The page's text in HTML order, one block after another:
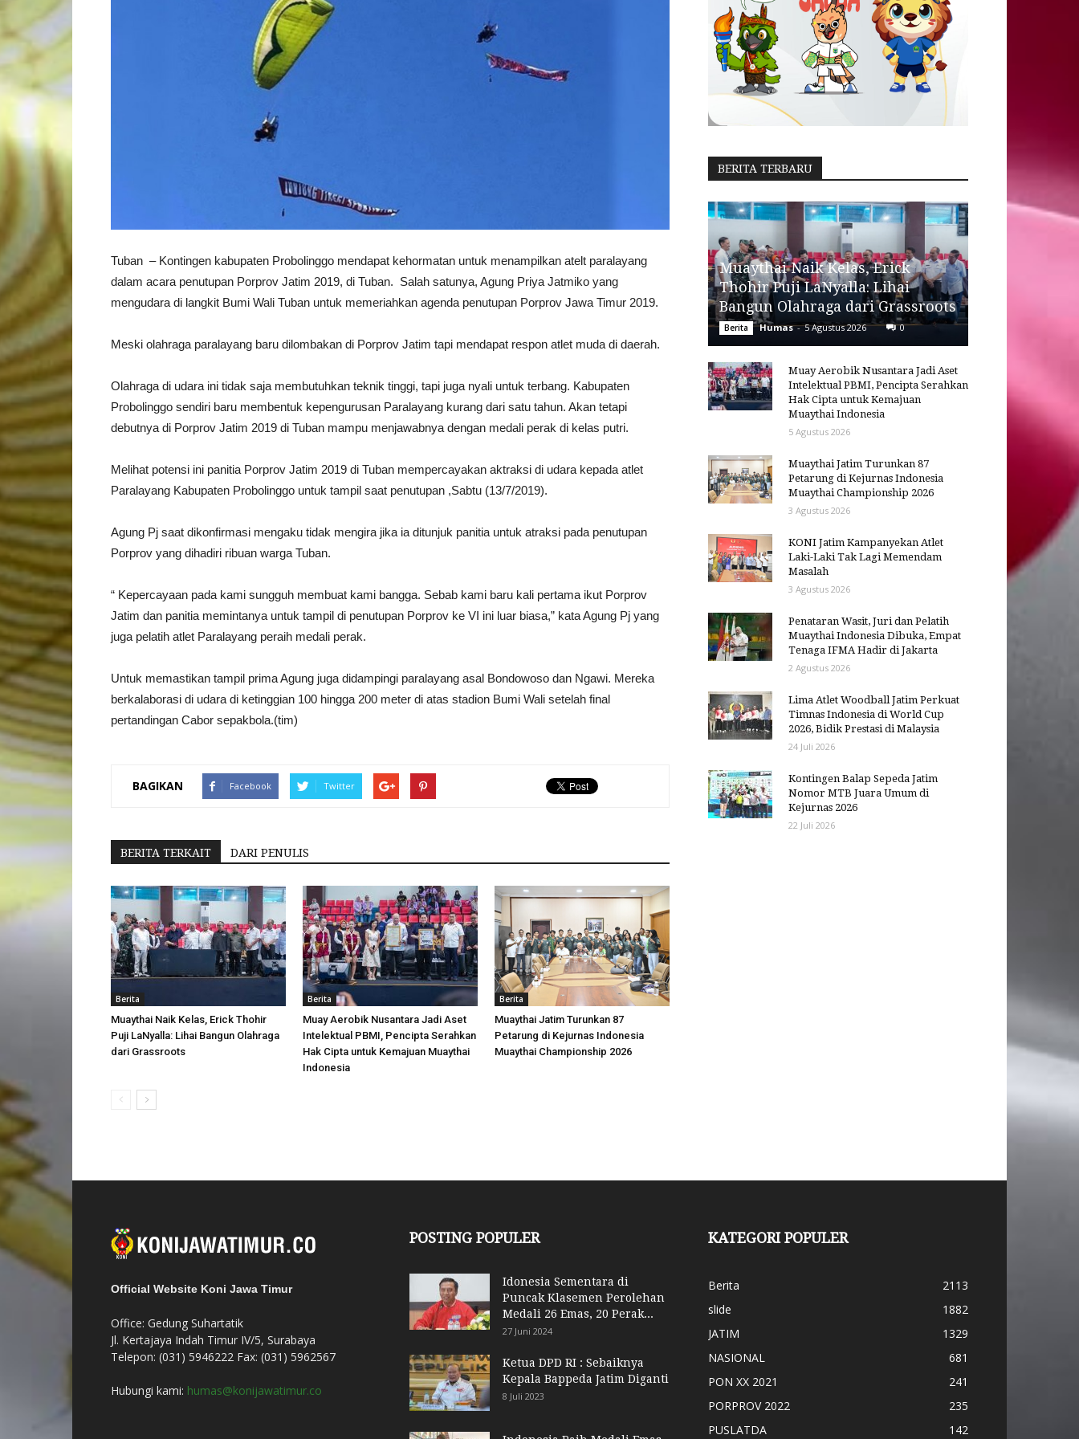
Tuban – Kontingen kabupaten Probolinggo mendapat kehormatan untuk menampilkan atelt paralayang
dalam acara penutupan Porprov Jatim 2019, di Tuban. Salah satunya, Agung Priya Jatmiko yang
mengudara di langkit Bumi Wali Tuban untuk memeriahkan agenda penutupan Porprov Jawa Timur 2019.
Meski olahraga paralayang baru dilombakan di Porprov Jatim tapi mendapat respon atlet muda di daerah.
Olahraga di udara ini tidak saja membutuhkan teknik tinggi, tapi juga nyali untuk terbang. Kabupaten
Probolinggo sendiri baru membentuk kepengurusan Paralayang kurang dari satu tahun. Akan tetapi
debutnya di Porprov Jatim 2019 di Tuban mampu menjawabnya dengan medali perak di kelas putri.
Melihat potensi ini panitia Porprov Jatim 2019 di Tuban mempercayakan aktraksi di udara kepada atlet
Paralayang Kabupaten Probolinggo untuk tampil saat penutupan ,Sabtu (13/7/2019).
Agung Pj saat dikonfirmasi mengaku tidak mengira jika ia ditunjuk panitia untuk atraksi pada penutupan
Porprov yang dihadiri ribuan warga Tuban.
“ Kepercayaan pada kami sungguh membuat kami bangga. Sebab kami baru kali pertama ikut Porprov
Jatim dan panitia memintanya untuk tampil di penutupan Porprov ke VI ini luar biasa,” kata Agung Pj yang
juga pelatih atlet Paralayang peraih medali perak.
Untuk memastikan tampil prima Agung juga didampingi paralayang asal Bondowoso dan Ngawi. Mereka
berkalaborasi di udara di ketinggian 100 hingga 200 meter di atas stadion Bumi Wali setelah final
pertandingan Cabor sepakbola.(tim)
BAGIKAN Facebook Twitter
BERITA TERKAIT DARI PENULIS
Berita
Muaythai Naik Kelas, Erick Thohir
Puji LaNyalla: Lihai Bangun Olahraga
dari Grassroots
Berita
Muay Aerobik Nusantara Jadi Aset
Intelektual PBMI, Pencipta Serahkan
Hak Cipta untuk Kemajuan Muaythai
Indonesia
Berita
Muaythai Jatim Turunkan 87
Petarung di Kejurnas Indonesia
Muaythai Championship 2026
BERITA TERBARU
Muaythai Naik Kelas, Erick
Thohir Puji LaNyalla: Lihai
Bangun Olahraga dari Grassroots
Berita Humas - 5 Agustus 2026 0
Muay Aerobik Nusantara Jadi Aset
Intelektual PBMI, Pencipta Serahkan
Hak Cipta untuk Kemajuan
Muaythai Indonesia
5 Agustus 2026
Muaythai Jatim Turunkan 87
Petarung di Kejurnas Indonesia
Muaythai Championship 2026
3 Agustus 2026
KONI Jatim Kampanyekan Atlet
Laki-Laki Tak Lagi Memendam
Masalah
3 Agustus 2026
Penataran Wasit, Juri dan Pelatih
Muaythai Indonesia Dibuka, Empat
Tenaga IFMA Hadir di Jakarta
2 Agustus 2026
Lima Atlet Woodball Jatim Perkuat
Timnas Indonesia di World Cup
2026, Bidik Prestasi di Malaysia
24 Juli 2026
Kontingen Balap Sepeda Jatim
Nomor MTB Juara Umum di
Kejurnas 2026
22 Juli 2026
Official Website Koni Jawa Timur
Office: Gedung Suhartatik
Jl. Kertajaya Indah Timur IV/5, Surabaya
Telepon: (031) 5946222 Fax: (031) 5962567
Hubungi kami: humas@konijawatimur.co
POSTING POPULER
Idonesia Sementara di
Puncak Klasemen Perolehan
Medali 26 Emas, 20 Perak...
27 Juni 2024
Ketua DPD RI : Sebaiknya
Kepala Bappeda Jatim Diganti
8 Juli 2023
KATEGORI POPULER
Berita
2113
slide
1882
JATIM
1329
NASIONAL
681
PON XX 2021
241
PORPROV 2022
235
PUSLATDA
142